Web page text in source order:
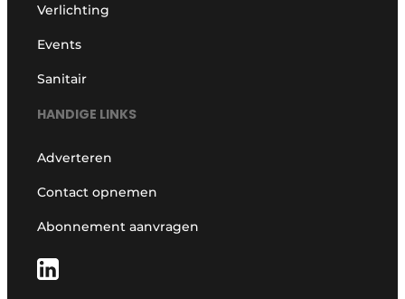
Verlichting
Events
Sanitair
HANDIGE LINKS
Adverteren
Contact opnemen
Abonnement aanvragen